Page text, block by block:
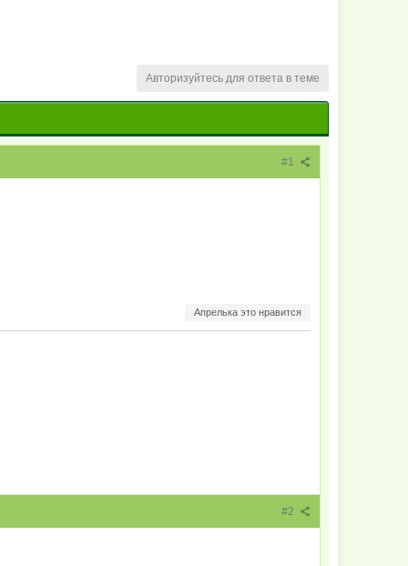
Авторизуйтесь для ответа в теме
#1
Апрелька это нравится
#2